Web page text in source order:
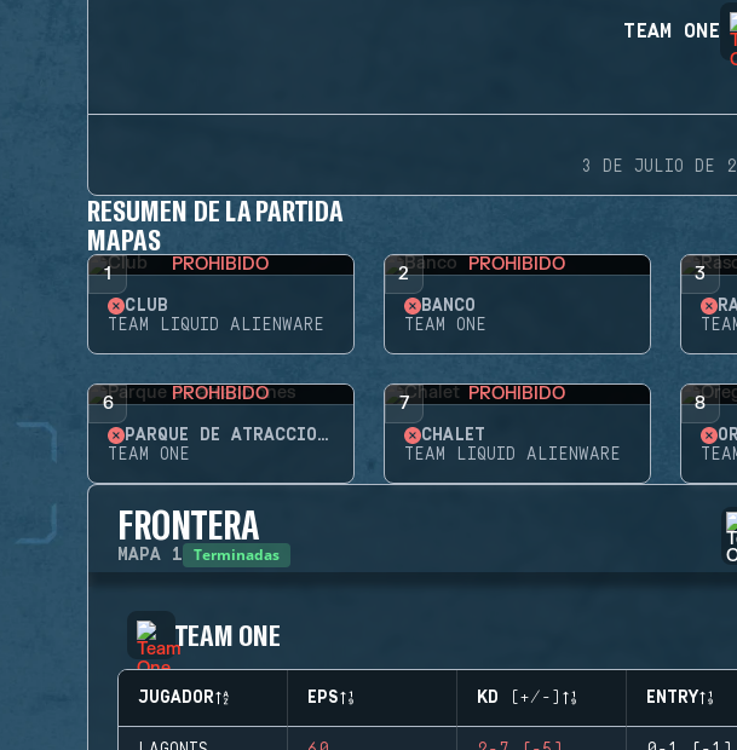
TEAM ONE
3 DE JULIO DE
RESUMEN DE LA PARTIDA
MAPAS
1 PROHIBIDO
CLUB
TEAM LIQUID ALIENWARE
2 PROHIBIDO
BANCO
TEAM ONE
3
6 PROHIBIDO
PARQUE DE ATRACCIONES
TEAM ONE
7 PROHIBIDO
CHALET
TEAM LIQUID ALIENWARE
8
FRONTERA
MAPA 1 Terminadas
TEAM ONE
JUGADOR EPS KD (+/-) ENTRY